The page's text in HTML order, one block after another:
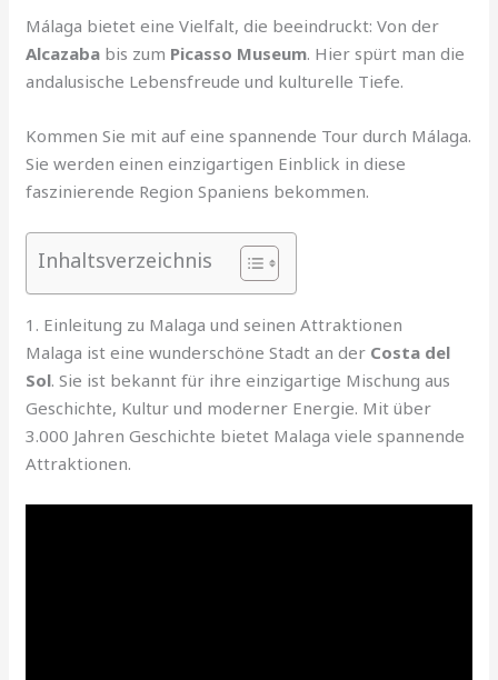
Málaga bietet eine Vielfalt, die beeindruckt: Von der
Alcazaba bis zum Picasso Museum. Hier spürt man die
andalusische Lebensfreude und kulturelle Tiefe.
Kommen Sie mit auf eine spannende Tour durch Málaga.
Sie werden einen einzigartigen Einblick in diese
faszinierende Region Spaniens bekommen.
Inhaltsverzeichnis
1. Einleitung zu Malaga und seinen Attraktionen
Malaga ist eine wunderschöne Stadt an der Costa del
Sol. Sie ist bekannt für ihre einzigartige Mischung aus
Geschichte, Kultur und moderner Energie. Mit über
3.000 Jahren Geschichte bietet Malaga viele spannende
Attraktionen.